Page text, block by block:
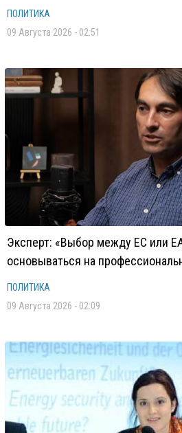
ПОЛИТИКА
09 Августа 2026 - 02:51
Эксперт: «Выбор между ЕС или
основываться на
ПОЛИТИКА
09 Августа 2026 - 02:09